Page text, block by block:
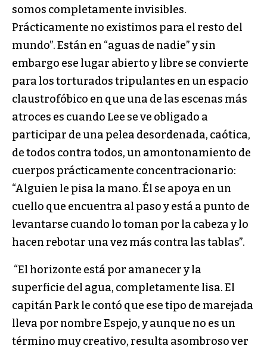
somos completamente invisibles.
Prácticamente no existimos para el resto del
mundo”. Están en “aguas de nadie” y sin
embargo ese lugar abierto y libre se convierte
para los torturados tripulantes en un espacio
claustrofóbico en que una de las escenas más
atroces es cuando Lee se ve obligado a
participar de una pelea desordenada, caótica,
de todos contra todos, un amontonamiento de
cuerpos prácticamente concentracionario:
“Alguien le pisa la mano. Él se apoya en un
cuello que encuentra al paso y está a punto de
levantarse cuando lo toman por la cabeza y lo
hacen rebotar una vez más contra las tablas”.
“El horizonte está por amanecer y la
superficie del agua, completamente lisa. El
capitán Park le contó que ese tipo de marejada
lleva por nombre Espejo, y aunque no es un
término muy creativo, resulta asombroso ver